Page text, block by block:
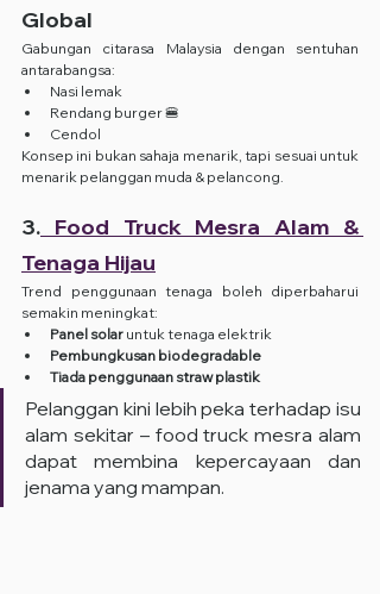
Global
Gabungan citarasa Malaysia dengan sentuhan
antarabangsa:
Nasi lemak
Rendang burger 🍔
Cendol
Konsep ini bukan sahaja menarik, tapi sesuai untuk
menarik pelanggan muda & pelancong.
3. Food Truck Mesra Alam &
Tenaga Hijau
Trend penggunaan tenaga boleh diperbaharui
semakin meningkat:
Panel solar untuk tenaga elektrik
Pembungkusan biodegradable
Tiada penggunaan straw plastik
Pelanggan kini lebih peka terhadap isu
alam sekitar – food truck mesra alam
dapat membina kepercayaan dan
jenama yang mampan.